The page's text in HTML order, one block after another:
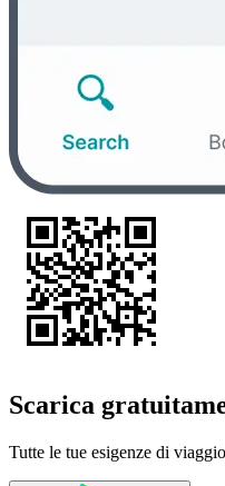
Scarica
Tutte le tue esigenze di